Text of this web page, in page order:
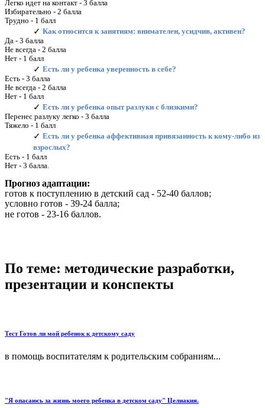
Легко идет на контакт - 3 балла
Избирательно - 2 балла
Трудно - 1 балл
Как относится к занятиям: внимателен, усидчив, активен?
Да - 3 балла
Не всегда - 2 балла
Нет - 1 балл
Есть ли у ребенка уверенность в себе?
Есть - 3 балла
Не всегда - 2 балла
Нет - 1 балл
Есть ли у ребенка опыт разлуки с близкими?
Перенес разлуку легко - 3 балла
Тяжело - 1 балл
Есть ли у ребенка аффективная привязанность к кому-либо из
взрослых?
Есть - 1 балл
Нет - 3 балла.
Прогноз адаптации:
готов к поступлению в детский сад - 52-40 баллов;
условно готов - 39-24 балла;
не готов - 23-16 баллов.
По теме: методические разработки,
презентации и конспекты
Тест Готов ли мой ребенок к детскому саду
в помощь воспитателям к родительским собраниям...
"Я опасаюсь за жизнь моего ребенка в детском саду" Целиакия.